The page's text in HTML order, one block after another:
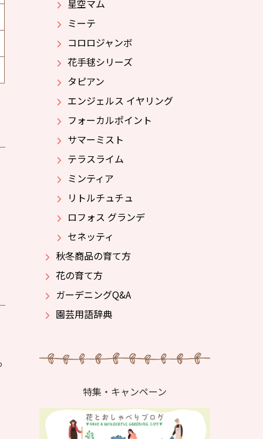
星空マム
ミーテ
コロロジャンボ
花手毬シリーズ
タピアン
エンジェルス イヤリング
フォーカルポイント
サマーミスト
テラスライム
ミンティア
リトルチュチュ
ロフォス グランデ
セネッティ
秋冬商品の育て方
花の育て方
ガーデニングQ&A
園芸用語辞典
特集・キャンペーン